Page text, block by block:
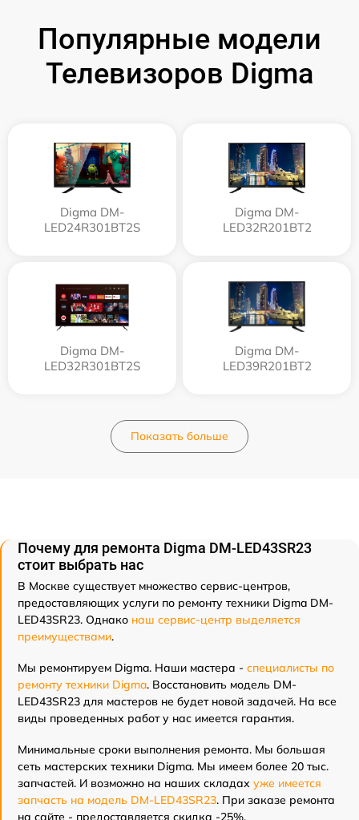
Популярные модели
Телевизоров Digma
Digma DM-
LED24R301BT2S
Digma DM-
LED32R201BT2
Digma DM-
LED32R301BT2S
Digma DM-
LED39R201BT2
Показать больше
Почему для ремонта Digma DM-LED43SR23
стоит выбрать нас
В Москве существует множество сервис-центров,
предоставляющих услуги по ремонту техники Digma DM-
LED43SR23. Однако наш сервис-центр выделяется
преимуществами.
Мы ремонтируем Digma. Наши мастера - специалисты по
ремонту техники Digma. Восстановить модель DM-
LED43SR23 для мастеров не будет новой задачей. На все
виды проведенных работ у нас имеется гарантия.
Минимальные сроки выполнения ремонта. Мы большая
сеть мастерских техники Digma. Мы имеем более 20 тыс.
запчастей. И возможно на наших складах уже имеется
запчасть на модель DM-LED43SR23. При заказе ремонта
на сайте - предоставляется скидка -25%.